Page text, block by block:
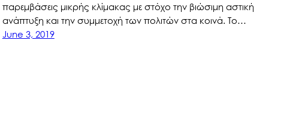
παρεμβάσεις μικρής κλίμακας με στόχο την βιώσιμη αστική
ανάπτυξη και την συμμετοχή των πολιτών στα κοινά. Το…
June 3, 2019